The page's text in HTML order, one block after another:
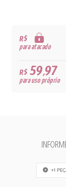
R$
para atacado
R$59,97
para uso próprio
+1